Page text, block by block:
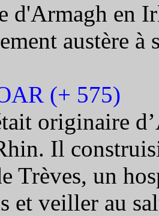
d'Armagh en
austère à
(+ 575)
originaire
Il
Trèves, un
et veiller au